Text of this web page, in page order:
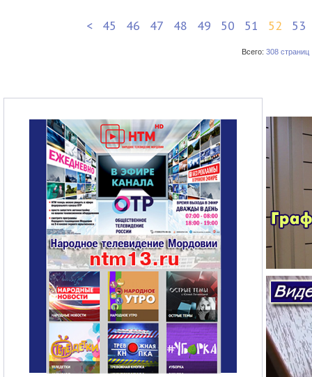
< 45 46 47 48 49 50 51 52 53
Всего: 308 страниц